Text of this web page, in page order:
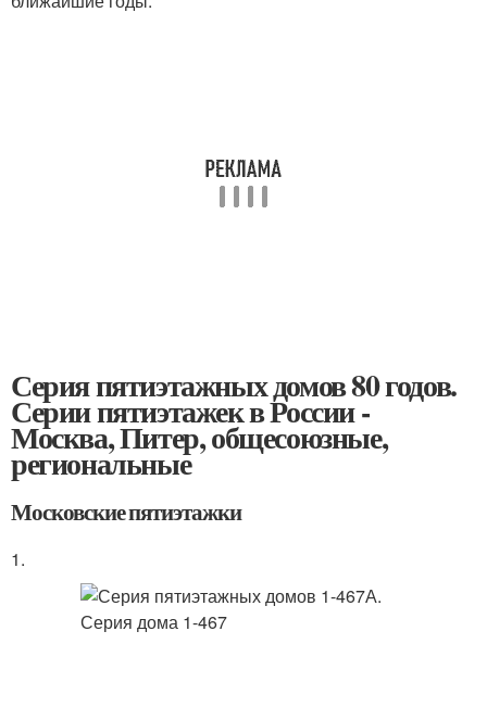
Серия пятиэтажных домов 80 годов.
Серии пятиэтажек в России -
Москва, Питер, общесоюзные,
региональные
Московские пятиэтажки
1.